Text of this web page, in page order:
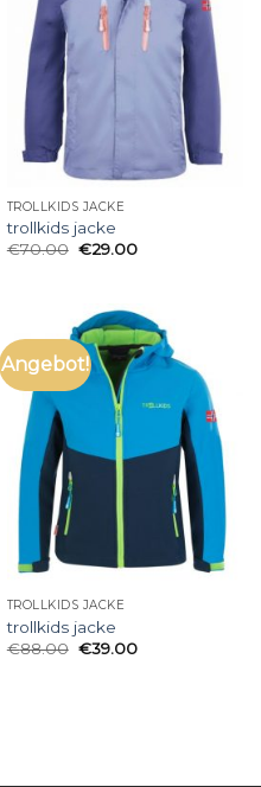
TROLLKIDS JACKE
trollkids jacke
€70.00 €29.00
Angebot!
TROLLKIDS JACKE
trollkids jacke
€88.00 €39.00